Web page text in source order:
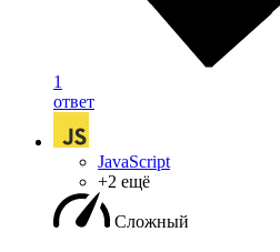
1
ответ
JavaScript
+2 ещё
Сложный